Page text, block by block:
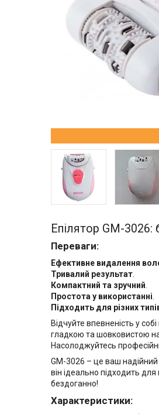
Епілятор GM-3026:
Переваги:
Ефективне видалення
Тривалий результат
Компактний та зручний
Простота у використанні
Підходить для різних
Відчуйте впевненість у
гладкою та шовковистою на
Насолоджуйтесь
GM-3026 – це ваш надійний
він ідеально підходить
бездоганно!
Характеристики: